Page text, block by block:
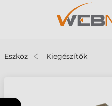
Eszköz Kiegészítők